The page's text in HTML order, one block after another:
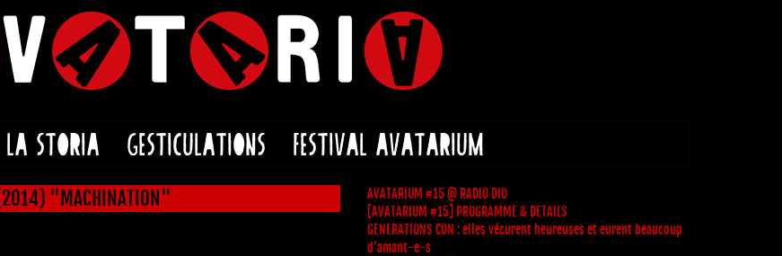
LA STORIA GESTICULATIONS FESTIVAL AVATARIUM
"MACHINATION"
AVATARIUM #15 @ RADIO DIO
[AVATARIUM #15] PROGRAMME & DETAILS
GENERATIONS CON : elles vécurent heureuses et eurent beaucoup
d’amant-e-s